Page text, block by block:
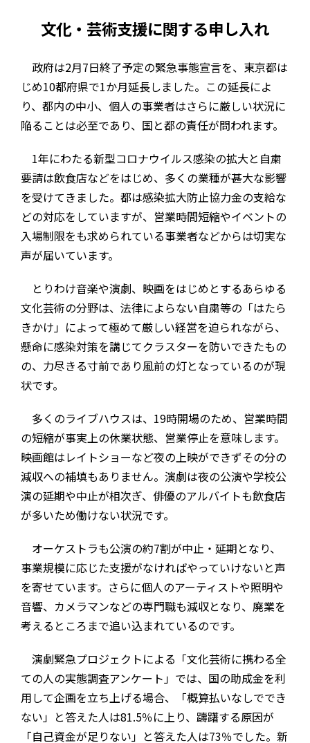
文化・芸術支援に関する申し入れ
政府は2月7日終了予定の緊急事態宣言を、東京都は
じめ10都府県で1か月延長しました。この延長によ
り、都内の中小、個人の事業者はさらに厳しい状況に
陥ることは必至であり、国と都の責任が問われます。
1年にわたる新型コロナウイルス感染の拡大と自粛
要請は飲食店などをはじめ、多くの業種が甚大な影響
を受けてきました。都は感染拡大防止協力金の支給な
どの対応をしていますが、営業時間短縮やイベントの
入場制限をも求められている事業者などからは切実な
声が届いています。
とりわけ音楽や演劇、映画をはじめとするあらゆる
文化芸術の分野は、法律によらない自粛等の「はたら
きかけ」によって極めて厳しい経営を迫られながら、
懸命に感染対策を講じてクラスターを防いできたもの
の、力尽きる寸前であり風前の灯となっているのが現
状です。
多くのライブハウスは、19時開場のため、営業時間
の短縮が事実上の休業状態、営業停止を意味します。
映画館はレイトショーなど夜の上映ができずその分の
減収への補填もありません。演劇は夜の公演や学校公
演の延期や中止が相次ぎ、俳優のアルバイトも飲食店
が多いため働けない状況です。
オーケストラも公演の約7割が中止・延期となり、
事業規模に応じた支援がなければやっていけないと声
を寄せています。さらに個人のアーティストや照明や
音響、カメラマンなどの専門職も減収となり、廃業を
考えるところまで追い込まれているのです。
演劇緊急プロジェクトによる「文化芸術に携わる全
ての人の実態調査アンケート」では、国の助成金を利
用して企画を立ち上げる場合、「概算払いなしででき
ない」と答えた人は81.5％に上り、躊躇する原因が
「自己資金が足りない」と答えた人は73％でした。新